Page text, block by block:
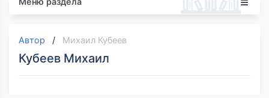
Автор Михаил Кубеев
Кубеев Михаил